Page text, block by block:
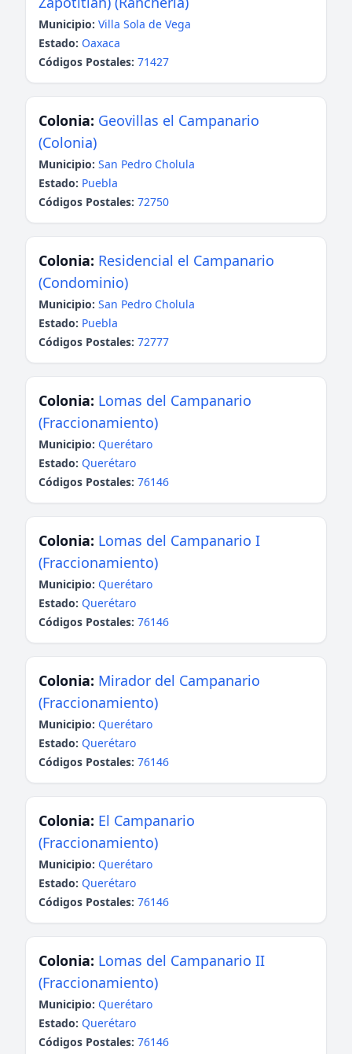
Municipio: Villa Sola de Vega
Estado: Oaxaca
Códigos Postales: 71427
Colonia: Geovillas el Campanario
(Colonia)
Municipio: San Pedro Cholula
Estado: Puebla
Códigos Postales: 72750
Colonia: Residencial el Campanario
(Condominio)
Municipio: San Pedro Cholula
Estado: Puebla
Códigos Postales: 72777
Colonia: Lomas del Campanario
(Fraccionamiento)
Municipio: Querétaro
Estado: Querétaro
Códigos Postales: 76146
Colonia: Lomas del Campanario I
(Fraccionamiento)
Municipio: Querétaro
Estado: Querétaro
Códigos Postales: 76146
Colonia: Mirador del Campanario
(Fraccionamiento)
Municipio: Querétaro
Estado: Querétaro
Códigos Postales: 76146
Colonia: El Campanario
(Fraccionamiento)
Municipio: Querétaro
Estado: Querétaro
Códigos Postales: 76146
Colonia: Lomas del Campanario II
(Fraccionamiento)
Municipio: Querétaro
Estado: Querétaro
Códigos Postales: 76146